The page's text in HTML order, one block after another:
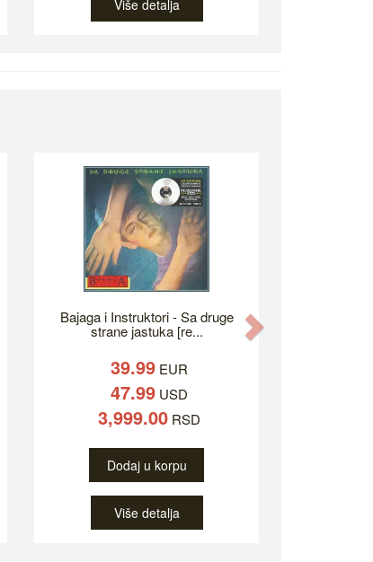
Više detalja
Bajaga i Instruktori - Sa druge
strane jastuka [re...
39.99EUR
47.99USD
3,999.00RSD
Dodaj u korpu
Više detalja